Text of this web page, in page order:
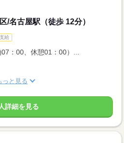
/名古屋駅（徒歩 12分）
給
：00、休憩01：00）...
っと見る
詳細を見る